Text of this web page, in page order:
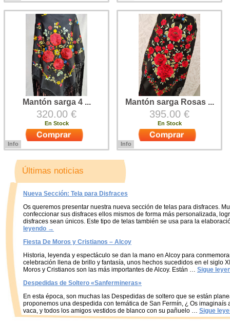
Regionales. 100% Algodón 1,50m
de ancho Precio por metro lineal
Capa Castellana. Capa Castellana
para trajes regionales o Semana
Santa. Capa de paño negro, con
capillo, pasamanería y vistas de
terciopelo ...
Mantón sarga 4 ...
320.00 €
En Stock
Info
en tonos rojos con detalles en azul
y verdeFleco hecho a mano de 4
vueltas Medidas: 130 cm x 130 cm
+ fleco
Mantón sarga Rosas ...
395.00 €
En Stock
Info
tonos rojos y ocres y pequeños
detalles en azulFleco hecho a
mano de 8 vueltas Medidas: 130
cm x 130 cm + fleco
Últimas noticias
Nueva Sección: Tela para Disfraces
Os queremos presentar nuestra nueva sección de telas para disfraces.
confeccionar sus disfraces ellos mismos de forma más personalizada,
disfraces sean únicos. Este tipo de telas también se usa para la
leyendo →
Fiesta De Moros y Cristianos – Alcoy
Historia, leyenda y espectáculo se dan la mano en Alcoy para
celebración llena de brillo y fantasía, unos hechos sucedidos en el siglo
Moros y Cristianos son las más importantes de Alcoy. Están … Sigue
Despedidas de Soltero «Sanfermineras»
En esta época, son muchas las Despedidas de soltero que se están
proponemos una despedida con temática de San Fermín, ¿ Os imaginaís
vaca, y todos los amigos vestidos de blanco con su pañuelo … Sigue